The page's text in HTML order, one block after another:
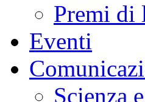
Premi di
Eventi
Scienza